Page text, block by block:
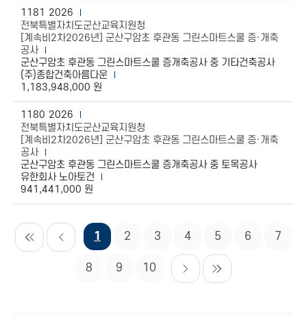
1181 2026
전북특별자치도군산교육지원청
[계속비2차2026년] 군산구암초 후관동 그린스마트스쿨 증·개축
공사
군산구암초 후관동 그린스마트스쿨 증개축공사 중 기타건축공사
(주)종합건축아름다운
1,183,948,000 원
1180 2026
전북특별자치도군산교육지원청
[계속비2차2026년] 군산구암초 후관동 그린스마트스쿨 증·개축
공사
군산구암초 후관동 그린스마트스쿨 증개축공사 중 토목공사
유한회사 노아토건
941,441,000 원
1 2 3 4 5 6 7
8 9 10